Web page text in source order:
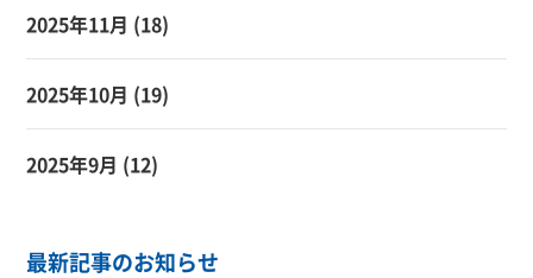
2025年11月 (18)
2025年10月 (19)
2025年9月 (12)
最新記事のお知らせ